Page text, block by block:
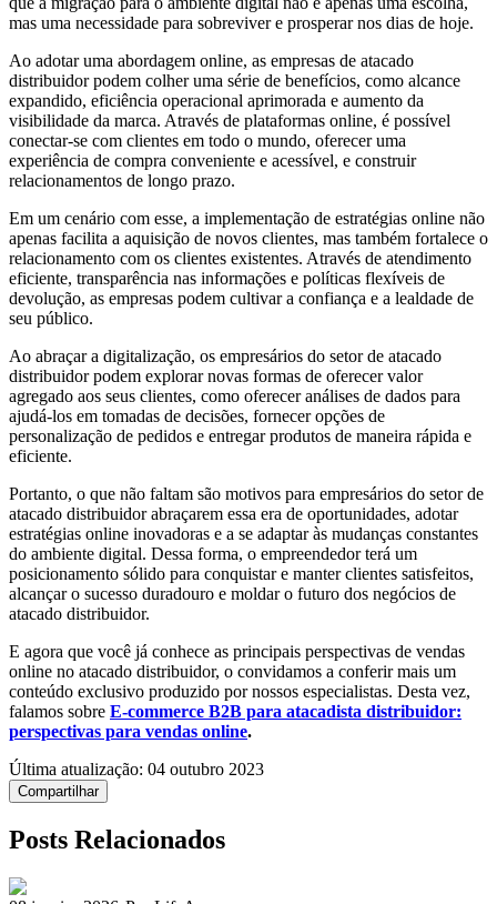
mas uma necessidade para sobreviver e prosperar nos dias de hoje.
Ao adotar uma abordagem online, as empresas de atacado
distribuidor podem colher uma série de benefícios, como alcance
expandido, eficiência operacional aprimorada e aumento da
visibilidade da marca. Através de plataformas online, é possível
conectar-se com clientes em todo o mundo, oferecer uma
experiência de compra conveniente e acessível, e construir
relacionamentos de longo prazo.
Em um cenário com esse, a implementação de estratégias online não
apenas facilita a aquisição de novos clientes, mas também fortalece o
relacionamento com os clientes existentes. Através de atendimento
eficiente, transparência nas informações e políticas flexíveis de
devolução, as empresas podem cultivar a confiança e a lealdade de
seu público.
Ao abraçar a digitalização, os empresários do setor de atacado
distribuidor podem explorar novas formas de oferecer valor
agregado aos seus clientes, como oferecer análises de dados para
ajudá-los em tomadas de decisões, fornecer opções de
personalização de pedidos e entregar produtos de maneira rápida e
eficiente.
Portanto, o que não faltam são motivos para empresários do setor de
atacado distribuidor abraçarem essa era de oportunidades, adotar
estratégias online inovadoras e a se adaptar às mudanças constantes
do ambiente digital. Dessa forma, o empreendedor terá um
posicionamento sólido para conquistar e manter clientes satisfeitos,
alcançar o sucesso duradouro e moldar o futuro dos negócios de
atacado distribuidor.
E agora que você já conhece as principais perspectivas de vendas
online no atacado distribuidor, o convidamos a conferir mais um
conteúdo exclusivo produzido por nossos especialistas. Desta vez,
falamos sobre E-commerce B2B para atacadista distribuidor:
perspectivas para vendas online.
Última atualização: 04 outubro 2023
Compartilhar
Posts Relacionados